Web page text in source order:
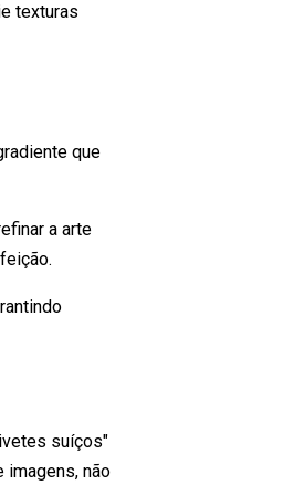
texturas
que
a arte
suíços"
imagens, não